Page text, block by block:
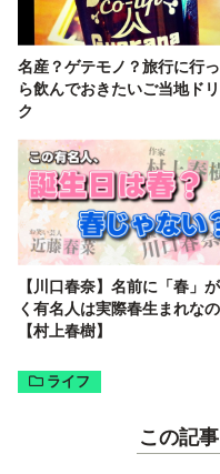
名産？ゲテモノ？旅行に行
ら飲んでおきたいご当地ド
ク
【川口春奈】名前に「春」
く有名人は実際春生まれな
【村上春樹】
ライフ
この記